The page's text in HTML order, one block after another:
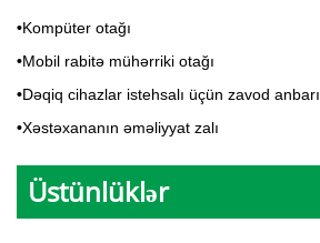
•Kompüter otağı
•Mobil rabitə mühərriki otağı
•Dəqiq cihazlar istehsalı üçün zavod anbarı
•Xəstəxananın əməliyyat zalı
Üstünlüklər